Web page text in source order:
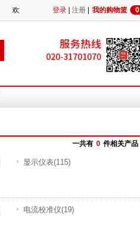
我的购物篮 0
登录 注册
一共有 0 件相关产品
显示仪表(115)
电流校准仪(19)